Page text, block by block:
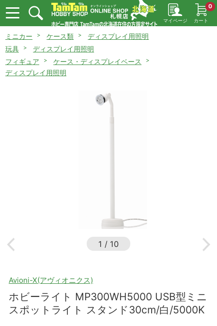
マイページ カート
0
ミニカー ケース類
ディスプレイ用照明
玩具
ディスプレイ用照明
フィギュア
ケース・ディスプレイベース
ディスプレイ用照明
1 / 10
Avioni-X(アヴィオニクス)
ホビーライト MP300WH5000 USB型ミニ
スポットライト スタンド30cm/白/5000K